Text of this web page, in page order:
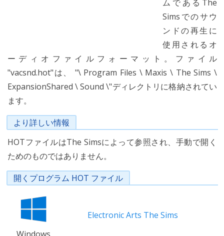
ムであるThe
Simsでのサウ
ンドの再生に
使用されるオ
ーディオファイルフォーマット。ファイル
"vacsnd.hot"は、 "\ Program Files \ Maxis \ The Sims \
ExpansionShared \ Sound \"ディレクトリに格納されてい
ます。
より詳しい情報
HOTファイルはThe Simsによって参照され、手動で開く
ためのものではありません。
開くプログラム HOT ファイル
Electronic Arts The Sims